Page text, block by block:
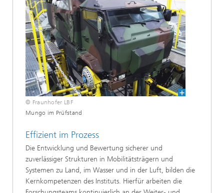
© Fraunhofer LBF
Mungo im Prüfstand
Effizient im Prozess
Die Entwicklung und Bewertung sicherer und
zuverlässiger Strukturen in Mobilitätsträgern und
Systemen zu Land, im Wasser und in der Luft, bilden die
Kernkompetenzen des Instituts. Hierfür arbeiten die